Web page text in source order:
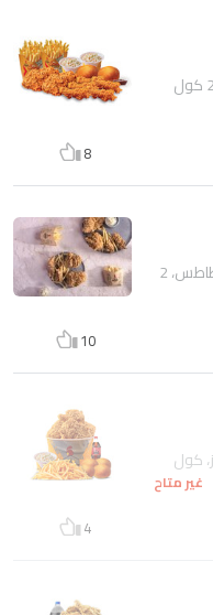
4 قطع دجاج، 4 قطع ستربس، 2 بطاطس، 2 كول
8
4 قطع دجاج، 4 قطع كرسبي ستربس، 2 بطاطس، 2
10
4 قطع خبز، كول
غير متاح
4